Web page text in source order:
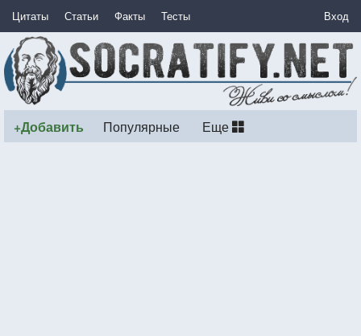
Цитаты Статьи Факты Тесты Вход
+Добавить Популярные Еще